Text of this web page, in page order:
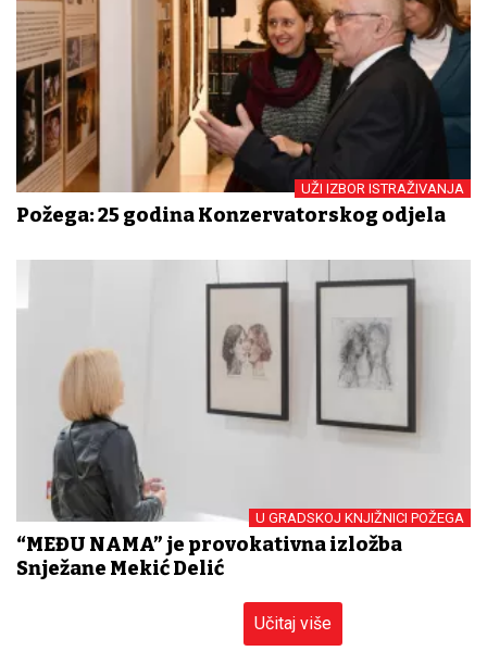
UŽI IZBOR ISTRAŽIVANJA
Požega: 25 godina Konzervatorskog odjela
U GRADSKOJ KNJIŽNICI POŽEGA
“MEĐU NAMA” je provokativna izložba
Snježane Mekić Delić
Učitaj više